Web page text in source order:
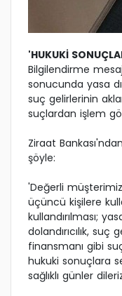
'HUKUKİ
Bilgilendirme
sonucunda yasa
suç gelirlerinin
suçlardan işlem
Ziraat
şöyle:
'Değerli
üçüncü kişilere
kullandırılması;
dolandırıcılık,
finansmanı gibi
hukuki sonuçlara
sağlıklı günler